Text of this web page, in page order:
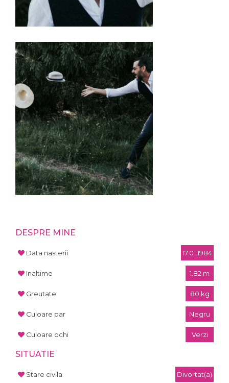
DESPRE MINE
Data nasterii 17.01.1984
Inaltime 1.82 m
Greutate 80 kg
Culoare par Negru
Culoare ochi Verzi
SITUATIE
Stare civila Divortat(a)